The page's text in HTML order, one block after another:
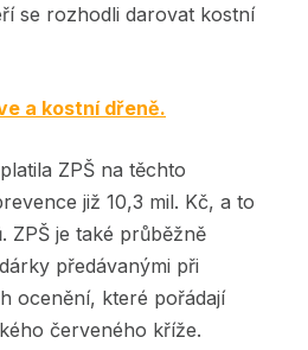
se rozhodli darovat kostní
a kostní dřeně.
ZPŠ na těchto
již 10,3 mil. Kč, a to
ZPŠ je také průběžně
předávanými při
ocenění, které pořádají
červeného kříže.